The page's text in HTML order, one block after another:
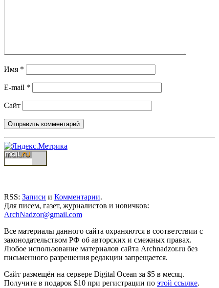
Имя *
E-mail *
Сайт
RSS: Записи и Комментарии.
Для писем, газет, журналистов и новичков:
ArchNadzor@gmail.com
Все материалы данного сайта охраняются в соответствии с
законодательством РФ об авторских и смежных правах.
Любое использование материалов сайта Archnadzor.ru без
письменного разрешения редакции запрещается.
Сайт размещён на сервере Digital Ocean за $5 в месяц.
Получите в подарок $10 при регистрации по этой ссылке.